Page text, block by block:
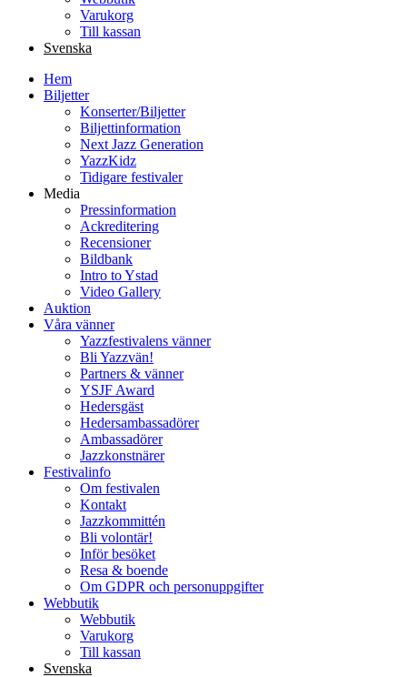
Varukorg
Till kassan
Svenska
Hem
Biljetter
Konserter/Biljetter
Biljettinformation
Next Jazz Generation
YazzKidz
Tidigare festivaler
Media
Pressinformation
Ackreditering
Recensioner
Bildbank
Intro to Ystad
Video Gallery
Auktion
Våra vänner
Yazzfestivalens vänner
Bli Yazzvän!
Partners & vänner
YSJF Award
Hedersgäst
Hedersambassadörer
Ambassadörer
Jazzkonstnärer
Festivalinfo
Om festivalen
Kontakt
Jazzkommittén
Bli volontär!
Inför besöket
Resa & boende
Om GDPR och personuppgifter
Webbutik
Webbutik
Varukorg
Till kassan
Svenska